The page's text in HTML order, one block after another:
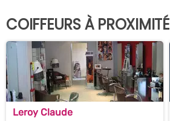
COIFFEURS À PROXIMITÉ
Leroy Claude